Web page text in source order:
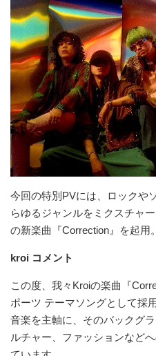
今回の特別PVには、ロックや
らゆるジャンルをミクスチャ
の新楽曲『Correction』を起用。
kroi コメント
この度、我々Kroiの楽曲『
ポーツ テーマソングとして採
音楽を主軸に、そのバックグ
ルチャー、ファッションなど